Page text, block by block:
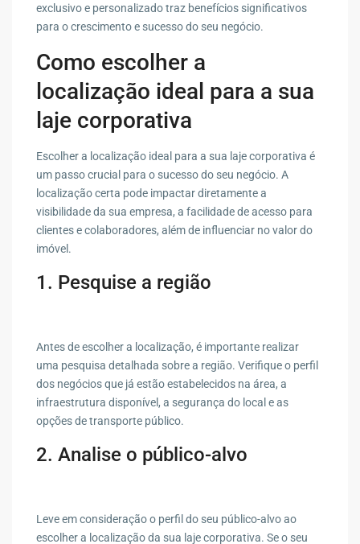
exclusivo e personalizado traz benefícios significativos
para o crescimento e sucesso do seu negócio.
Como escolher a
localização ideal para a sua
laje corporativa
Escolher a localização ideal para a sua laje corporativa é
um passo crucial para o sucesso do seu negócio. A
localização certa pode impactar diretamente a
visibilidade da sua empresa, a facilidade de acesso para
clientes e colaboradores, além de influenciar no valor do
imóvel.
1. Pesquise a região
Antes de escolher a localização, é importante realizar
uma pesquisa detalhada sobre a região. Verifique o perfil
dos negócios que já estão estabelecidos na área, a
infraestrutura disponível, a segurança do local e as
opções de transporte público.
2. Analise o público-alvo
Leve em consideração o perfil do seu público-alvo ao
escolher a localização da sua laje corporativa. Se o seu